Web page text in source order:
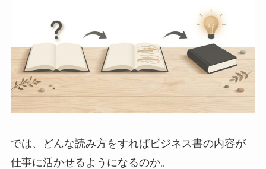
では、どんな読み方をすればビジネス書の内容が
仕事に活かせるようになるのか。